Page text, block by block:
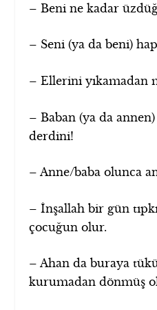
– Beni ne kadar
– Seni (ya da beni)
– Ellerini yıkamadan
– Baban (ya da
derdini!
– Anne/baba olunca
– İnşallah bir gün
çocuğun olur.
– Ahan da buraya
kurumadan dönmüş